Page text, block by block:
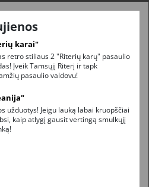
karai"
retro stiliaus 2 "Riterių karų" pasaulio
Įveik Tamsųjį Riterį ir tapk
pasaulio valdovu!
užduotys! Jeigu lauką labai kruopščiai
kaip atlygį gausit vertingą smulkųjį